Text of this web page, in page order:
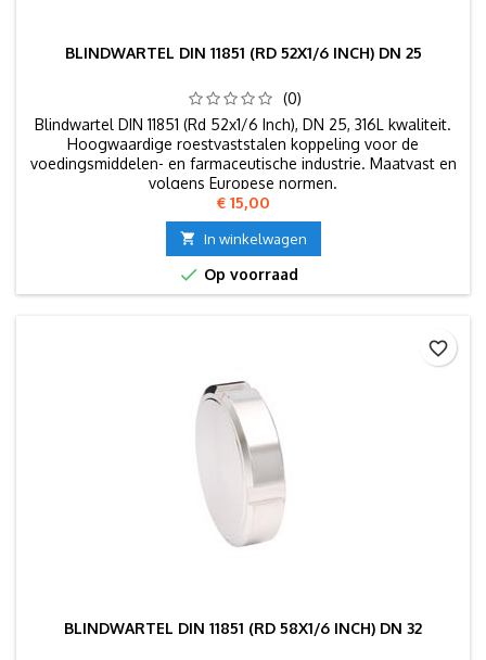
BLINDWARTEL DIN 11851 (RD 52X1/6 INCH) DN 25
(0)
Blindwartel DIN 11851 (Rd 52x1/6 Inch), DN 25, 316L kwaliteit.
Hoogwaardige roestvaststalen koppeling voor de
voedingsmiddelen- en farmaceutische industrie. Maatvast en
volgens Europese normen.
Prijs
€ 15,00
 In winkelwagen
 Op voorraad
BLINDWARTEL DIN 11851 (RD 58X1/6 INCH) DN 32
favorite_border